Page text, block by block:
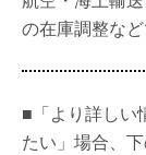
の在庫調整な
■「より詳しい
たい」場合、